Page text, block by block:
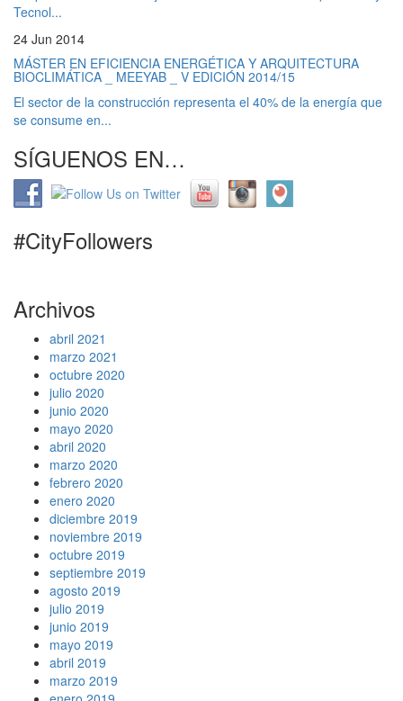
Tecnol...
24 Jun 2014
MÁSTER EN EFICIENCIA ENERGÉTICA Y ARQUITECTURA
BIOCLIMÁTICA _ MEEYAB _ V EDICIÓN 2014/15
El sector de la construcción representa el 40% de la energía que
se consume en...
SÍGUENOS EN…
#CityFollowers
Archivos
abril 2021
marzo 2021
octubre 2020
julio 2020
junio 2020
mayo 2020
abril 2020
marzo 2020
febrero 2020
enero 2020
diciembre 2019
noviembre 2019
octubre 2019
septiembre 2019
agosto 2019
julio 2019
junio 2019
mayo 2019
abril 2019
marzo 2019